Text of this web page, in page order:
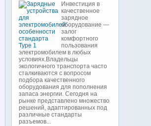
Инвестиция в
качественное
зарядное
оборудование —
залог
комфортного
пользования
электромобилем в любых
условиях.Владельцы
экологичного транспорта часто
сталкиваются с вопросом
подбора качественного
оборудования для пополнения
запаса энергии. Сегодня на
рынке представлено множество
решений, адаптированных под
различные стандарты
разъемов...